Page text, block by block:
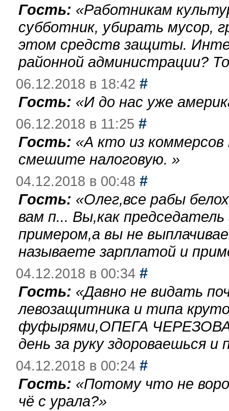
Гость: «Работникам
субботник, убирать мусор,
этом средств защиты.
районной администрации?
06.12.2018 в 18:42 #
Гость: «И до нас уже
06.12.2018 в 11:25 #
Гость: «А кто из
смешите налоговую. »
04.12.2018 в 00:48 #
Гость: «Олег,все рабы
вам п... Вы,как
примером,а вы не
называете зарплатой и
04.12.2018 в 00:34 #
Гость: «Давно не видать
левозащитника и типа
фуфырями,ОПЕГА
день за руку здороваешься
04.12.2018 в 00:24 #
Гость: «Потому что не
чё с урала?»